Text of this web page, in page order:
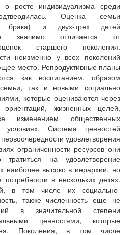
росте индивидуализма среди
Оценка семьи
брака) и двух-трех детей
значимо отличается от
старшего поколения.
неизменно у всех поколений
место. Репродуктивные планы
как воспитанием, образом
так и новыми социально
которые оцениваются через
ориентаций, жизненных целей,
изменением общественных
Система ценностей
удовлетворения
ограниченности ресурсов они
на удовлетворение
наиболее высоко в иерархии, но
в нескольких детях.
в том числе их социально-
также численность еще не
в значительной степени
ценностями, которые
Поколения, в том числе